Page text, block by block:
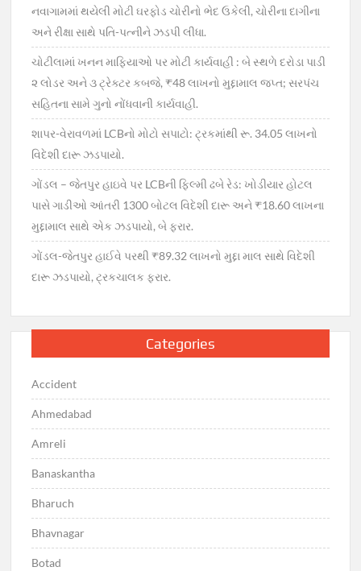
નવાગામમાં થયેલી મોટી ઘરફોડ ચોરીનો ભેદ ઉકેલી, ચોરીના દાગીના
અને રીક્ષા સાથે પતિ-પત્નીને ઝડપી લીધા.
ચોટીલામાં ખનન માફિયાઓ પર મોટી કાર્યવાહી : બે સ્થળે દરોડા પાડી
૨ લોડર અને ૩ ટ્રેક્ટર કબજે, ₹48 લાખનો મુદ્દામાલ જપ્ત; સરપંચ
સહિતના સામે ગુનો નોંધવાની કાર્યવાહી.
શાપર-વેરાવળમાં LCBનો મોટો સપાટો: ટ્રકમાંથી રૂ. 34.05 લાખનો
વિદેશી દારૂ ઝડપાયો.
ગોંડલ – જેતપુર હાઇવે પર LCBની ફિલ્મી ઢબે રેડ: ખોડીયાર હોટલ
પાસે ગાડીઓ આંતરી 1300 બોટલ વિદેશી દારૂ અને ₹18.60 લાખના
મુદ્દામાલ સાથે એક ઝડપાયો, બે ફરાર.
ગોંડલ-જેતપુર હાઈવે પરથી ₹89.32 લાખનો મુદ્દા માલ સાથે વિદેશી
દારૂ ઝડપાયો, ટ્રકચાલક ફરાર.
Categories
Accident
Ahmedabad
Amreli
Banaskantha
Bharuch
Bhavnagar
Botad